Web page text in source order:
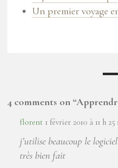
Un premier voyage
4 comments on “
florent 1 février 2010 à 11 h
j’utilise beaucoup le
très bien fait